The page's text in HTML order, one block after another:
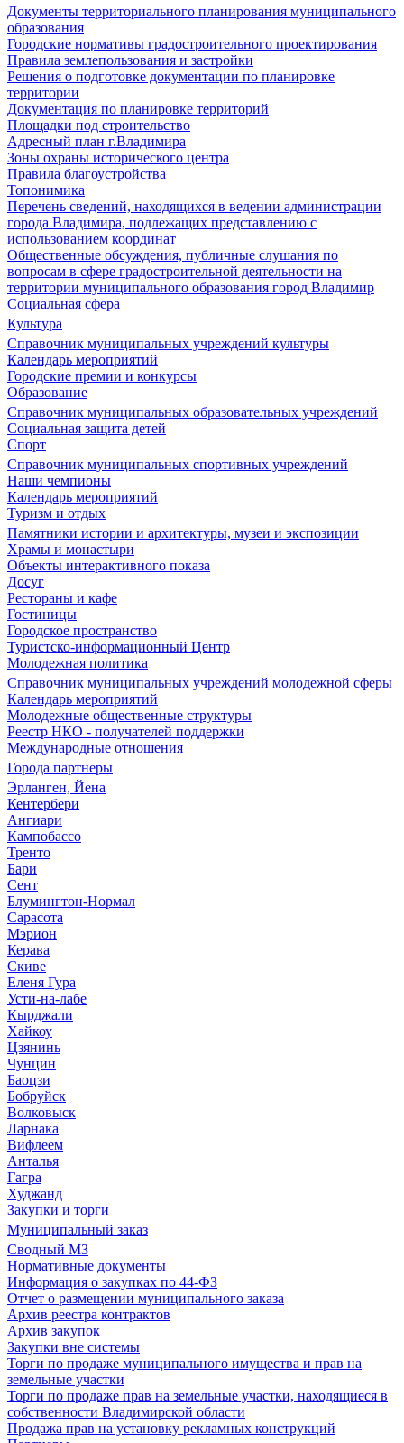
Документы территориального планирования муниципального
образования
Городские нормативы градостроительного проектирования
Правила землепользования и застройки
Решения о подготовке документации по планировке
территории
Документация по планировке территорий
Площадки под строительство
Адресный план г.Владимира
Зоны охраны исторического центра
Правила благоустройства
Топонимика
Перечень сведений, находящихся в ведении администрации
города Владимира, подлежащих представлению с
использованием координат
Общественные обсуждения, публичные слушания по
вопросам в сфере градостроительной деятельности на
территории муниципального образования город Владимир
Социальная сфера
Культура
Справочник муниципальных учреждений культуры
Календарь мероприятий
Городские премии и конкурсы
Образование
Справочник муниципальных образовательных учреждений
Социальная защита детей
Спорт
Справочник муниципальных спортивных учреждений
Наши чемпионы
Календарь мероприятий
Туризм и отдых
Памятники истории и архитектуры, музеи и экспозиции
Храмы и монастыри
Объекты интерактивного показа
Досуг
Рестораны и кафе
Гостиницы
Городское пространство
Туристско-информационный Центр
Молодежная политика
Справочник муниципальных учреждений молодежной сферы
Календарь мероприятий
Молодежные общественные структуры
Реестр НКО - получателей поддержки
Международные отношения
Города партнеры
Эрланген, Йена
Кентербери
Ангиари
Кампобассо
Тренто
Бари
Сент
Блумингтон-Нормал
Сарасота
Мэрион
Керава
Скиве
Еленя Гура
Усти-на-лабе
Кырджали
Хайкоу
Цзянинь
Чунцин
Баоцзи
Бобруйск
Волковыск
Ларнака
Вифлеем
Анталья
Гагра
Худжанд
Закупки и торги
Муниципальный заказ
Сводный МЗ
Нормативные документы
Информация о закупках по 44-ФЗ
Отчет о размещении муниципального заказа
Архив реестра контрактов
Архив закупок
Закупки вне системы
Торги по продаже муниципального имущества и прав на
земельные участки
Торги по продаже прав на земельные участки, находящиеся в
собственности Владимирской области
Продажа прав на установку рекламных конструкций